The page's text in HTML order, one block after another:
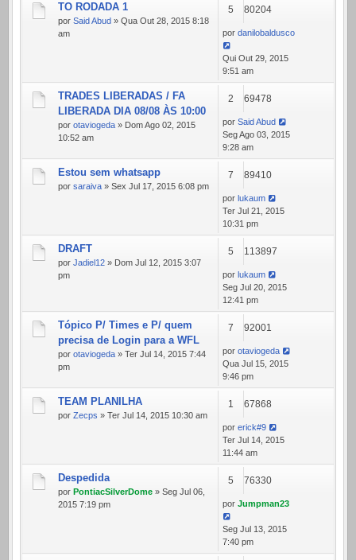
TO RODADA 1
por Said Abud » Qua Out 28, 2015 8:18
am
5 80204
por danilobaldusco
Qui Out 29, 2015
9:51 am
TRADES LIBERADAS / FA
LIBERADA DIA 08/08 ÀS 10:00
por otaviogeda » Dom Ago 02, 2015
10:52 am
2 69478
por Said Abud
Seg Ago 03, 2015
9:28 am
Estou sem whatsapp
por saraiva » Sex Jul 17, 2015 6:08 pm
7 89410
por lukaum
Ter Jul 21, 2015
10:31 pm
DRAFT
por Jadiel12 » Dom Jul 12, 2015 3:07
pm
5 113897
por lukaum
Seg Jul 20, 2015
12:41 pm
Tópico P/ Times e P/ quem
precisa de Login para a WFL
por otaviogeda » Ter Jul 14, 2015 7:44
pm
7 92001
por otaviogeda
Qua Jul 15, 2015
9:46 pm
TEAM PLANILHA
por Zecps » Ter Jul 14, 2015 10:30 am
1 67868
por erick#9
Ter Jul 14, 2015
11:44 am
Despedida
por PontiacSilverDome » Seg Jul 06,
2015 7:19 pm
5 76330
por Jumpman23
Seg Jul 13, 2015
7:40 pm